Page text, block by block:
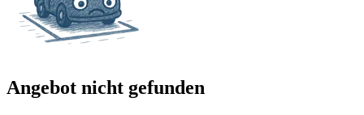
Angebot nicht gefunden